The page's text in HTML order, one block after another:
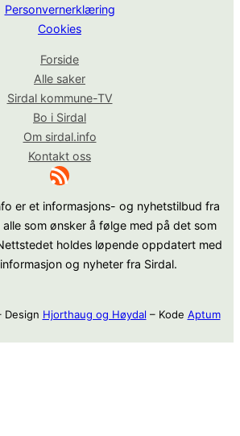
Personvernerklæring
Cookies
Forside
Alle saker
Sirdal kommune-TV
Bo i Sirdal
Om sirdal.info
Kontakt oss
RSS-strøm
er et informasjons- og nyhetstilbud fra
alle som ønsker å følge med på det som
holdes løpende oppdatert med
og nyheter fra Sirdal.
Design Hjorthaug og Høydal – Kode Aptum